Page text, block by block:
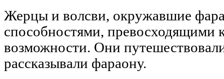
Жерцы и волсви, окружавшие
способностями, превосходящими
возможности. Они
рассказывали фараону.